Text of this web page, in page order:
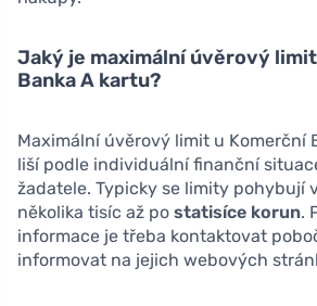
Jaký je maximální úvěrový
Banka A kartu?
Maximální úvěrový limit u Komerční
liší podle individuální finanční
žadatele. Typicky se limity pohybují
několika tisíc až po statisíce korun.
informace je třeba kontaktovat
informovat na jejich webových